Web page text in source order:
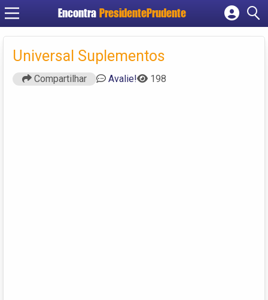
Encontra PresidentePrudente
Cadastrar empresa
Criar conta
Universal Suplementos
Compartilhar Avalie! 198